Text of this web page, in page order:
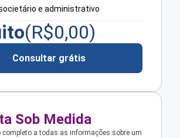
e administrativo
(R$0,00)
Consultar grátis
Sob Medida
completo a todas as informações sobre um